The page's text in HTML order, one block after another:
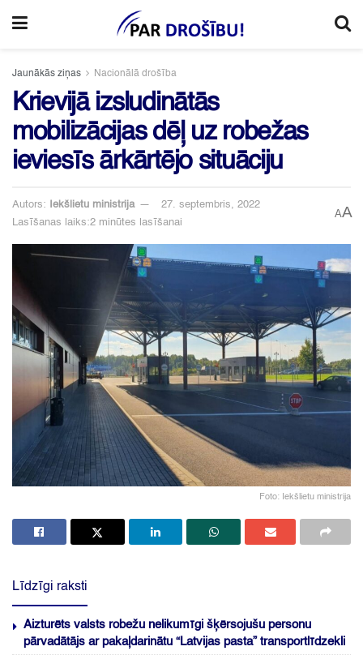
Jaunākās ziņas Nacionālā drošība
Krievijā izsludinātās
mobilizācijas dēļ uz robežas
ieviesīs ārkārtējo situāciju
Autors: Iekšlietu ministrija
27. septembris, 2022
Lasīšanas laiks:2 minūtes lasīšanai
AA
Foto: Iekšlietu ministrija
Līdzīgi raksti
Aizturēts valsts robežu nelikumīgi šķērsojušu personu
pārvadātājs ar pakaļdarinātu “Latvijas pasta” transportlīdzekli